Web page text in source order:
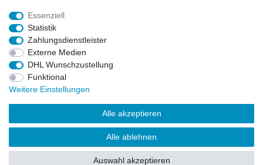
Alle Markennamen, Warenzeichen sowie sämtliche Produktbilder
und Beschreibungen sind Eigentum Ihrer rechtmäßigen
Eigentümer und dienen hier nur der Beschreibung.
Preise nur für registrierte Händler, ansonsten zeigt der Shop 0,00
€
LEGO, das LEGO Logo, die Minifigur, DUPLO, LEGENDS OF
CHIMA, NINJAGO, BIONICLE, MINDSTORMS und MIXELS sind
urheberrechtlich geschützte Markenzeichen der LEGO Gruppe.
Essenziell
Statistik
Zahlungsdienstleister
Externe Medien
DHL Wunschzustellung
Funktional
Weitere Einstellungen
Alle akzeptieren
Alle ablehnen
Auswahl akzeptieren